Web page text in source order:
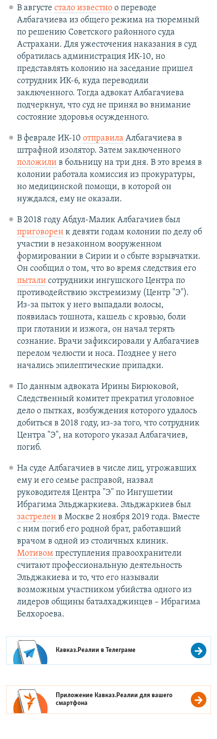
В августе стало известноо переводе
Албагачиева из общего режима на тюремный
по решению Советского районного суда
Астрахани. Для ужесточения наказания в суд
обратилась администрация ИК-10, но
представлять колонию на заседание пришел
сотрудник ИК-6, куда переводили
заключенного. Тогда адвокат Албагачиева
подчеркнул, что суд не принял во внимание
состояние здоровья осужденного.
В феврале ИК-10 отправила Албагачиева в
штрафной изолятор. Затем заключенного
положилив больницу на три дня. В это время в
колонии работала комиссия из прокуратуры,
но медицинской помощи, в которой он
нуждался, ему не оказали.
В 2018 году Абдул-Малик Албагачиев был
приговоренк девяти годам колонии по делу об
участии в незаконном вооруженном
формировании в Сирии и о сбыте взрывчатки.
Он сообщил о том, что во время следствия его
пыталисотрудники ингушского Центра по
противодействию экстремизму (Центр "Э").
Из-за пыток у него выпадали волосы,
появилась тошнота, кашель с кровью, боли
при глотании и изжога, он начал терять
сознание. Врачи зафиксировали у Албагачиев
перелом челюсти и носа. Позднее у него
начались эпилептические припадки.
По данным адвоката Ирины Бирюковой,
Следственный комитет прекратил уголовное
дело о пытках, возбуждения которого удалось
добиться в 2018 году, из-за того, что сотрудник
Центра "Э", на которого указал Албагачиев,
погиб.
На суде Албагачиев в числе лиц, угрожавших
ему и его семье расправой, назвал
руководителя Центра "Э" по Ингушетии
Ибрагима Эльджаркиева. Эльджаркиев был
застреленв Москве 2 ноября 2019 года. Вместе
с ним погиб его родной брат, работавший
врачом в одной из столичных клиник.
Мотивом преступления правоохранители
считают профессиональную деятельность
Эльджакиева и то, что его называли
возможным участником убийства одного из
лидеров общины баталхаджинцев – Ибрагима
Белхороева.
Кавказ.Реалии вТелеграме
Приложение Кавказ.Реалии для вашего
смартфона